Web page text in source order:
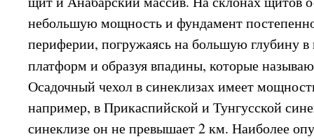
небольшую мощность и фундамент
периферии, погружаясь на большую глубину в
платформ и образуя впадины, которые
Осадочный чехол в синеклизах имеет
например, в Прикаспийской и Тунгусской
синеклизе он не превышает 2 км. Наиболее